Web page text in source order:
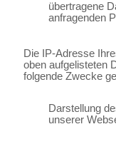
übertragene
anfragenden
Die IP-Adresse
oben aufgelisteten
folgende Zwecke
Darstellung
unserer